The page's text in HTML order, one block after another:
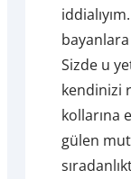
Sizde u
kendinizi
kollarına
gülen